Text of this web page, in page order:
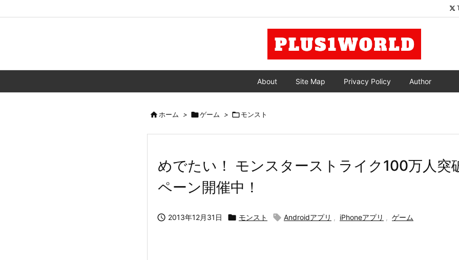
About Site Map Privacy Policy Author
ホーム > ゲーム > モンスト
めでたい！ モンスターストライク100万人突
ペーン開催中！
 2013年12月31日  モンスト  Androidアプリ , iPhoneアプリ , ゲーム